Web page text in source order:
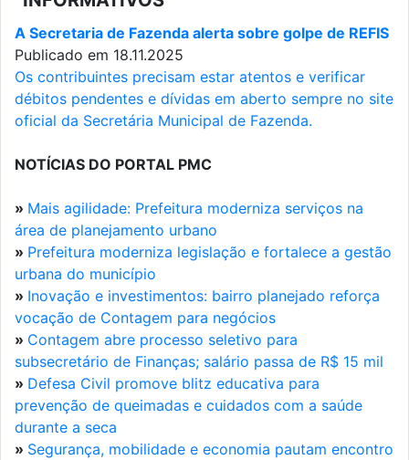
A Secretaria de Fazenda alerta sobre golpe de REFIS
Publicado em 18.11.2025
Os contribuintes precisam estar atentos e verificar
débitos pendentes e dívidas em aberto sempre no site
oficial da Secretária Municipal de Fazenda.
NOTÍCIAS DO PORTAL PMC
» Mais agilidade: Prefeitura moderniza serviços na
área de planejamento urbano
» Prefeitura moderniza legislação e fortalece a gestão
urbana do município
» Inovação e investimentos: bairro planejado reforça
vocação de Contagem para negócios
» Contagem abre processo seletivo para
subsecretário de Finanças; salário passa de R$ 15 mil
» Defesa Civil promove blitz educativa para
prevenção de queimadas e cuidados com a saúde
durante a seca
» Segurança, mobilidade e economia pautam encontro